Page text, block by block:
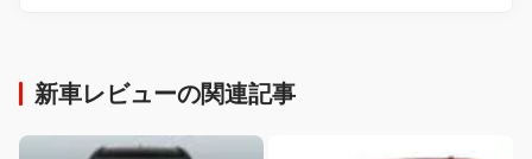
新車レビューの関連記事